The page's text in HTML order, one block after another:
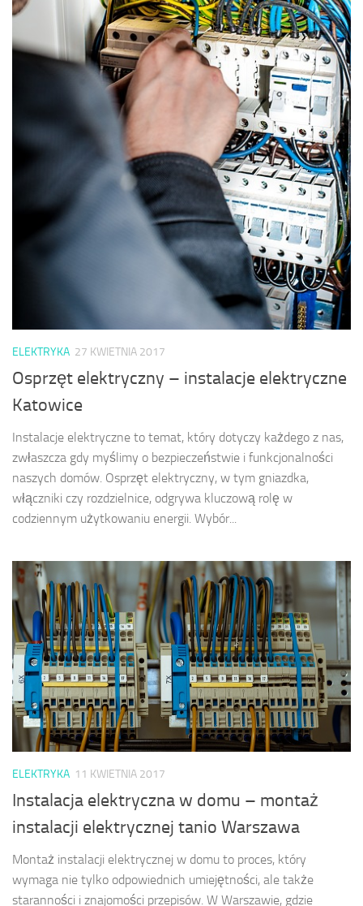
ELEKTRYKA 27 KWIETNIA 2017
Osprzęt elektryczny – instalacje elektryczne
Katowice
Instalacje elektryczne to temat, który dotyczy każdego z nas,
zwłaszcza gdy myślimy o bezpieczeństwie i funkcjonalności
naszych domów. Osprzęt elektryczny, w tym gniazdka,
włączniki czy rozdzielnice, odgrywa kluczową rolę w
codziennym użytkowaniu energii. Wybór...
ELEKTRYKA 11 KWIETNIA 2017
Instalacja elektryczna w domu – montaż
instalacji elektrycznej tanio Warszawa
Montaż instalacji elektrycznej w domu to proces, który
wymaga nie tylko odpowiednich umiejętności, ale także
staranności i znajomości przepisów. W Warszawie, gdzie